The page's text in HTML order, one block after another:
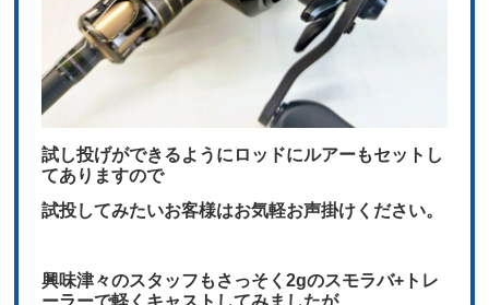
試し投げができるようにロッドにルアーもセットし
てありますので
試投してみたいお客様はお気軽お声掛けください。
興味津々のスタッフもさっそく2gのスモラバ+トレ
ーラーで軽くキャストしてみましたが